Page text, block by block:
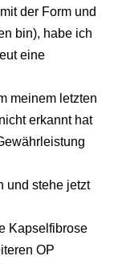
der Form und
bin), habe ich
eine
meinem letzten
erkannt hat
und stehe jetzt
Kapselfibrose
OP